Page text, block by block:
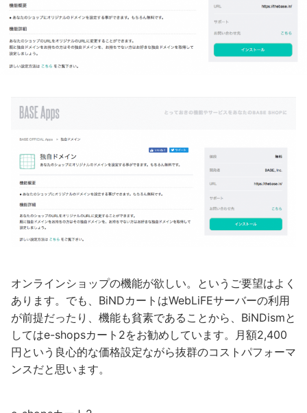
オンラインショップの機能が欲しい。というご要望はよく
あります。でも、BiNDカートはWebLiFEサーバーの利用
が前提だったり、機能も貧素であることから、BiNDismと
してはe-shopsカート2をお勧めしています。月額2,400
円という良心的な価格設定ながら抜群のコストパフォーマ
ンスだと思います。